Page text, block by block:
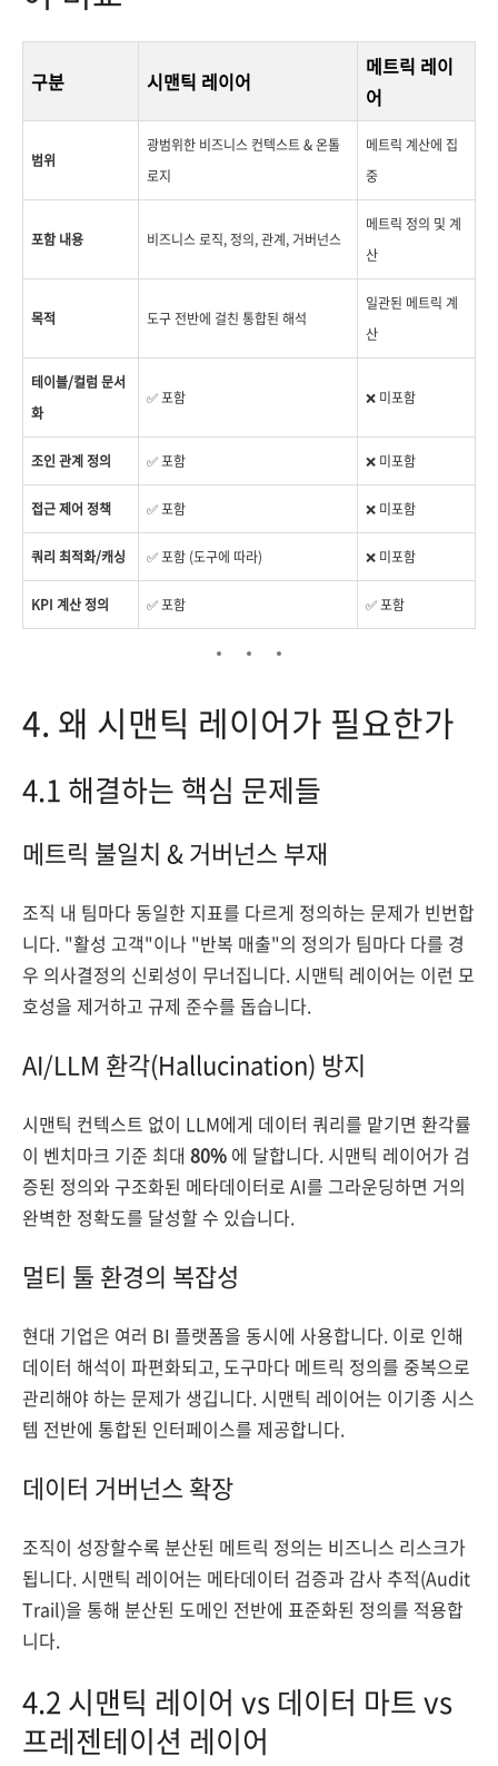
구분 시맨틱 레이어
메트릭 레이
어
범위
광범위한 비즈니스 컨텍스트 & 온톨
로지
메트릭 계산에 집
중
포함 내용 비즈니스 로직, 정의, 관계, 거버넌스
메트릭 정의 및 계
산
목적 도구 전반에 걸친 통합된 해석
일관된 메트릭 계
산
테이블/컬럼 문서
화
✅ 포함 ❌ 미포함
조인 관계 정의 ✅ 포함 ❌ 미포함
접근 제어 정책 ✅ 포함 ❌ 미포함
쿼리 최적화/캐싱 ✅ 포함 (도구에 따라) ❌ 미포함
KPI 계산 정의 ✅ 포함 ✅ 포함
4. 왜 시맨틱 레이어가 필요한가
4.1 해결하는 핵심 문제들
메트릭 불일치 & 거버넌스 부재
조직 내 팀마다 동일한 지표를 다르게 정의하는 문제가 빈번합
니다. "활성 고객"이나 "반복 매출"의 정의가 팀마다 다를 경
우 의사결정의 신뢰성이 무너집니다. 시맨틱 레이어는 이런 모
호성을 제거하고 규제 준수를 돕습니다.
AI/LLM 환각(Hallucination) 방지
시맨틱 컨텍스트 없이 LLM에게 데이터 쿼리를 맡기면 환각률
이 벤치마크 기준 최대 80% 에 달합니다. 시맨틱 레이어가 검
증된 정의와 구조화된 메타데이터로 AI를 그라운딩하면 거의
완벽한 정확도를 달성할 수 있습니다.
멀티 툴 환경의 복잡성
현대 기업은 여러 BI 플랫폼을 동시에 사용합니다. 이로 인해
데이터 해석이 파편화되고, 도구마다 메트릭 정의를 중복으로
관리해야 하는 문제가 생깁니다. 시맨틱 레이어는 이기종 시스
템 전반에 통합된 인터페이스를 제공합니다.
데이터 거버넌스 확장
조직이 성장할수록 분산된 메트릭 정의는 비즈니스 리스크가
됩니다. 시맨틱 레이어는 메타데이터 검증과 감사 추적(Audit
Trail)을 통해 분산된 도메인 전반에 표준화된 정의를 적용합
니다.
4.2 시맨틱 레이어 vs 데이터 마트 vs
프레젠테이션 레이어